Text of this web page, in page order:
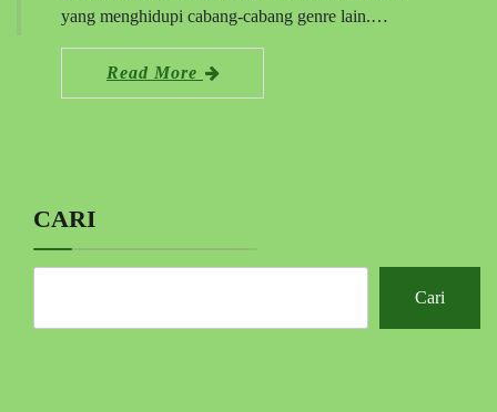
yang menghidupi cabang-cabang genre lain.…
Read More
CARI
Cari